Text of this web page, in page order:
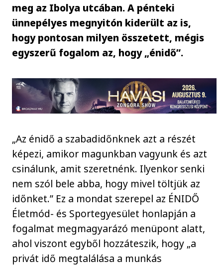
meg az Ibolya utcában. A pénteki
ünnepélyes megnyitón kiderült az is,
hogy pontosan milyen összetett, mégis
egyszerű fogalom az, hogy „énidő”.
„Az énidő a szabadidőnknek azt a részét
képezi, amikor magunkban vagyunk és azt
csinálunk, amit szeretnénk. Ilyenkor senki
nem szól bele abba, hogy mivel töltjük az
időnket.” Ez a mondat szerepel az ÉNIDŐ
Életmód- és Sportegyesület honlapján a
fogalmat megmagyarázó menüpont alatt,
ahol viszont egyből hozzáteszik, hogy „a
privát idő megtalálása a munkás